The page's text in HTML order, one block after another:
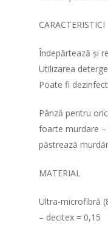
CARACTERISTICI
Îndepărtează și
Utilizarea
Poate fi
Pânză pentru
foarte murdare –
păstrează
MATERIAL
Ultra-microfibră
– decitex = 0,15